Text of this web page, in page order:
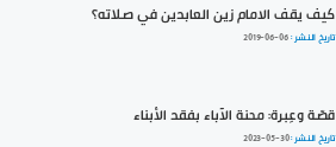
كيف يقف الامام زين العابدين في صلاته؟
تاريخ النشر :2019-06-06
قصّة وعِبرة: محنة الآباء بفقد الأبناء
تاريخ النشر :2023-05-30